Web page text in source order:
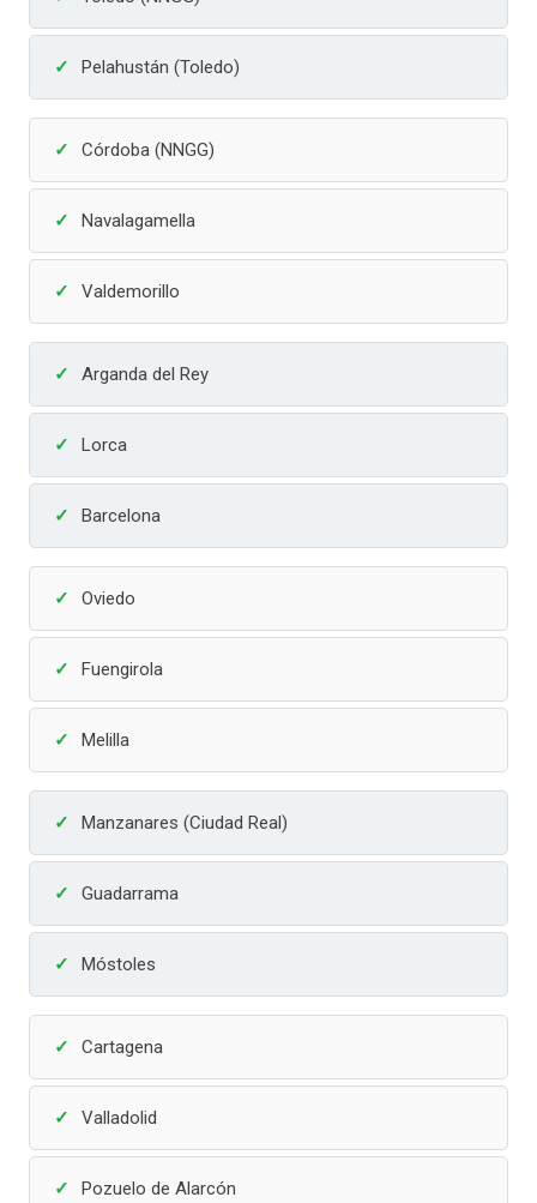
Pelahustán (Toledo)
Córdoba (NNGG)
Navalagamella
Valdemorillo
Arganda del Rey
Lorca
Barcelona
Oviedo
Fuengirola
Melilla
Manzanares (Ciudad Real)
Guadarrama
Móstoles
Cartagena
Valladolid
Pozuelo de Alarcón